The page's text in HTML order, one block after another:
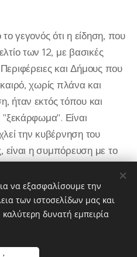
γεγονός ότι η είδηση, που
των 12, με βασικές
και Δήμους που
χωρίς πλάνα και
ήταν εκτός τόπου και
"ξεκάρφωμα". Είναι
την κυβέρνηση του
είναι η συμπόρευση με το
την οποία δεν μπορεί
να εξασφαλίσουμε την
των ιστοσελίδων μας και
δυνατή εμπειρία